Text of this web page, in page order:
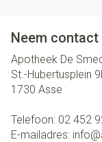
Neem
Apotheek De
St.-Hubertusplein
1730 Asse
Telefoon: 02 452
E-mailadres: info@